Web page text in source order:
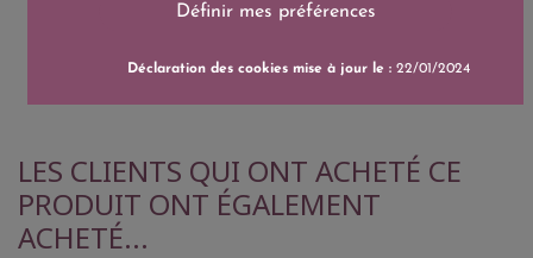
LES CLIENTS QUI ONT ACHETÉ CE
PRODUIT ONT ÉGALEMENT
ACHETÉ...
Définir mes préférences
Déclaration des cookies mise à jour le :22/01/2024